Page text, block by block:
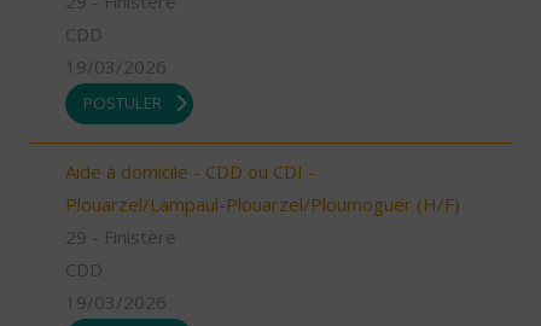
CDD
19/03/2026
POSTULER
Aide à domicile - CDD ou CDI -
Plouarzel/Lampaul-Plouarzel/Ploumoguer (H/F)
29 - Finistère
CDD
19/03/2026